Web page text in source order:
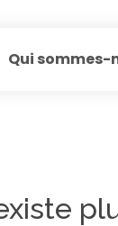
Qui sommes-